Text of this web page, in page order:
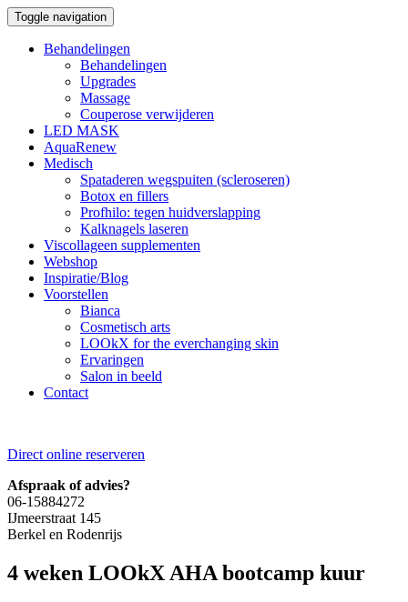
Toggle navigation
Behandelingen
Behandelingen
Upgrades
Massage
Couperose verwijderen
LED MASK
AquaRenew
Medisch
Spataderen wegspuiten (scleroseren)
Botox en fillers
Profhilo: tegen huidverslapping
Kalknagels laseren
Viscollageen supplementen
Webshop
Inspiratie/Blog
Voorstellen
Bianca
Cosmetisch arts
LOOkX for the everchanging skin
Ervaringen
Salon in beeld
Contact
Direct online reserveren
Afspraak of advies?
06-15884272
IJmeerstraat 145
Berkel en Rodenrijs
4 weken LOOkX AHA bootcamp kuur